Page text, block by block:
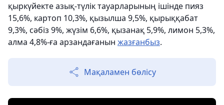
қыркүйекте азық-түлік тауарларының ішінде пияз
15,6%, картоп 10,3%, қызылша 9,5%, қырыққабат
9,3%, сәбіз 9%, жүзім 6,6%, қызанақ 5,9%, лимон 5,3%,
алма 4,8%-ға арзандағанын жазғанбыз.
Мақаламен бөлісу